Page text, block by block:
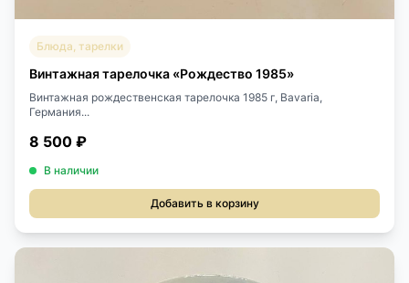
Блюда, тарелки
Винтажная тарелочка «Рождество 1985»
Винтажная рождественская тарелочка 1985 г, Bavaria,
Германия...
8 500 ₽
В наличии
Добавить в корзину